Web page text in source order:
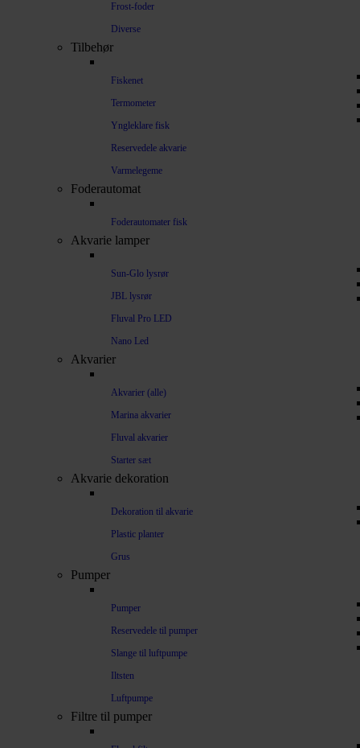
Frost-foder
Diverse
Tilbehør
Fiskenet
Termometer
Yngleklare fisk
Reservedele akvarie
Varmelegeme
Foderautomat
Foderautomater fisk
Akvarie lamper
Sun-Glo lysrør
JBL lysrør
Fluval Pro LED
Nano Led
Akvarier
Akvarier (alle)
Marina akvarier
Fluval akvarier
Starter sæt
Akvarie dekoration
Dekoration til akvarie
Plastic planter
Grus
Pumper
Pumper
Reservedele til pumper
Slange til luftpumpe
Iltsten
Luftpumpe
Filtre til pumper